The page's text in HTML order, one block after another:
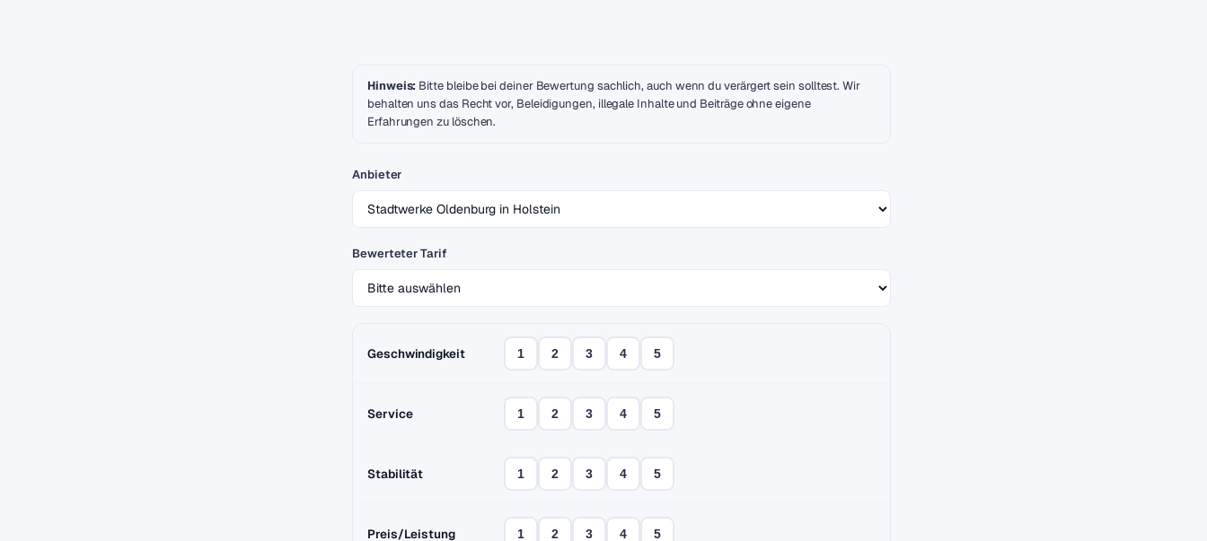
Hinweis: Bitte bleibe bei deiner Bewertung sachlich, auch wenn du verärgert sein solltest. Wir
behalten uns das Recht vor, Beleidigungen, illegale Inhalte und Beiträge ohne eigene
Erfahrungen zu löschen.
Anbieter
Bewerteter Tarif
Geschwindigkeit 1 2 3 4 5
Service 1 2 3 4 5
Stabilität 1 2 3 4 5
Preis/Leistung 1 2 3 4 5